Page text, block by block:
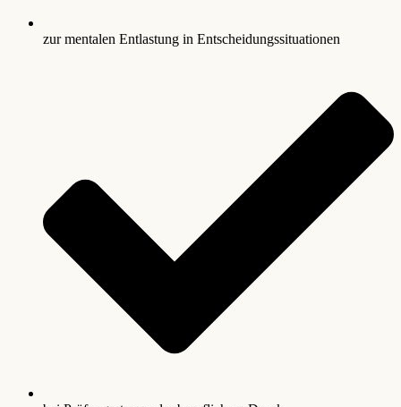
zur mentalen Entlastung in Entscheidungssituationen